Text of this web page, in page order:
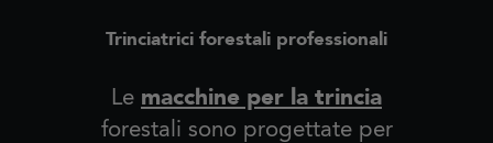
Trinciatrici forestali professionali
Le macchine per la trincia
forestali sono progettate per